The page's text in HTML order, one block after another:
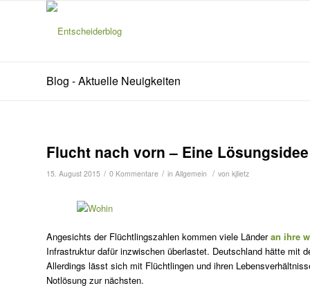
Blog - Aktuelle Neuigkeiten
Flucht nach vorn – Eine Lösungsidee
15. August 2015 / 0 Kommentare / in Allgemein / von kjlietz
Angesichts der Flüchtlingszahlen kommen viele Länderan ihre
Infrastruktur dafür inzwischen überlastet. Deutschland hätte mit
Allerdings lässt sich mit Flüchtlingen und ihren
Notlösung zur nächsten.